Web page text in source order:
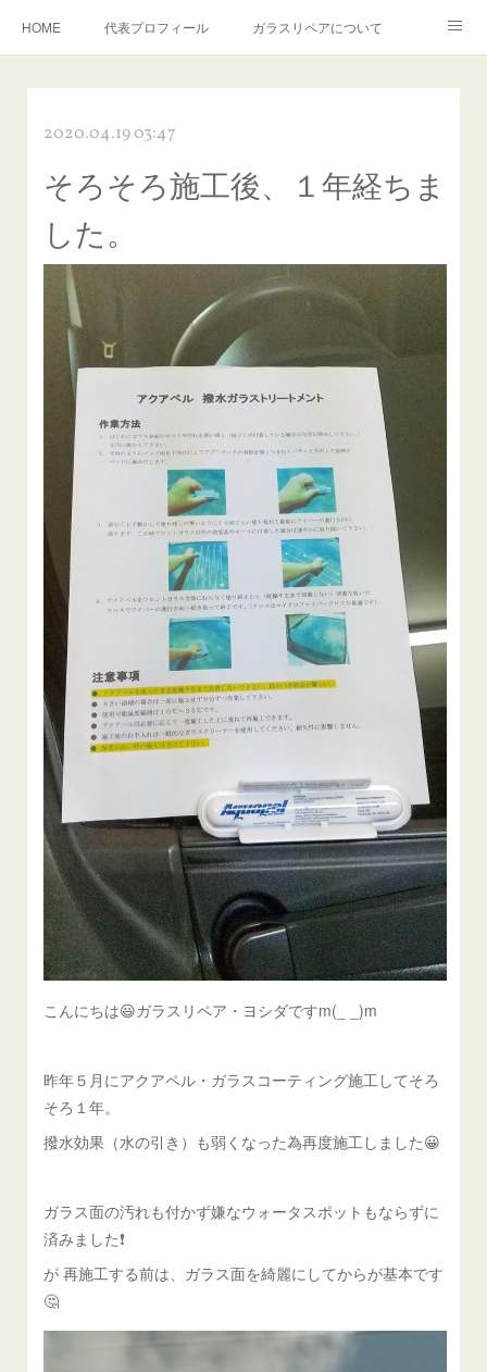
HOME 代表プロフィール ガラスリペアについて
飛び石施工料金について ガラスキズ取り/研磨・磨き・鱗取り
当店へのアクセス 建築ガラスキズ取り・研磨・磨き
【プロ使用】フッ素系ガラストリートメント『アクアペル』
欧州車モールの白サビやシミを落とす！
instagram記事 ガラスリペア施工価格
飛び石ひび割れでヒビ先が伸びた場合は？
2020.04.19 03:47
そろそろ施工後、１年経ちま
した。
こんにちは😃ガラスリペア・ヨシダですm(_ _)m
昨年５月にアクアペル・ガラスコーティング施工してそろ
そろ１年。
撥水効果（水の引き）も弱くなった為再度施工しました😀
ガラス面の汚れも付かず嫌なウォータスポットもならずに
済みました❗️
が 再施工する前は、ガラス面を綺麗にしてからが基本です
🤔